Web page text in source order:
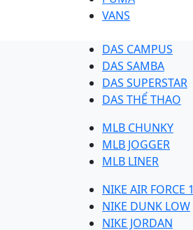
VANS
DAS CAMPUS
DAS SAMBA
DAS SUPERSTAR
DAS THỂ THAO
MLB CHUNKY
MLB JOGGER
MLB LINER
NIKE AIR FORCE 1
NIKE DUNK LOW
NIKE JORDAN